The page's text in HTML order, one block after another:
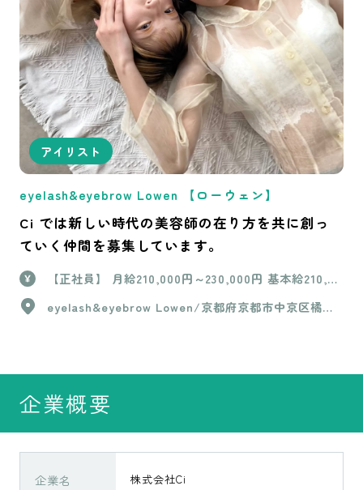
アイリスト
eyelash&eyebrow Lowen 【ローウェン】
Ci では新しい時代の美容師の在り方を共に創っ
ていく仲間を募集しています。
【正社員】 月給210,000円～230,000円 基本給210,00
期間（3か月間）は基本給200,000円のみ 【パート】
eyelash&eyebrow Lowen/京都府京都市中京区橘町6
企業概要
企業名 株式会社Ci